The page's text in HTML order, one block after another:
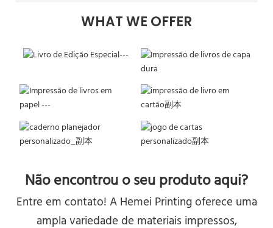
WHAT WE OFFER
Não encontrou o seu produto aqui?
Entre em contato! A Hemei Printing oferece uma
ampla variedade de materiais impressos,